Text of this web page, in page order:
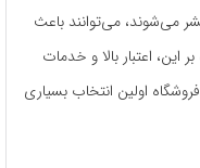
می‌شوند، می‌توانند باعث
اعتبار بالا و خدمات
اولین انتخاب بسیاری